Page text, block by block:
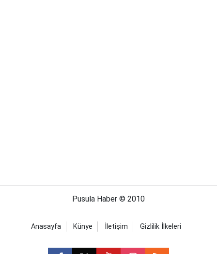
Pusula Haber © 2010
Anasayfa Künye İletişim Gizlilik İlkeleri